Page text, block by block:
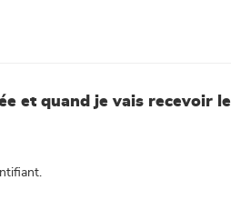
et quand je vais recevoir le